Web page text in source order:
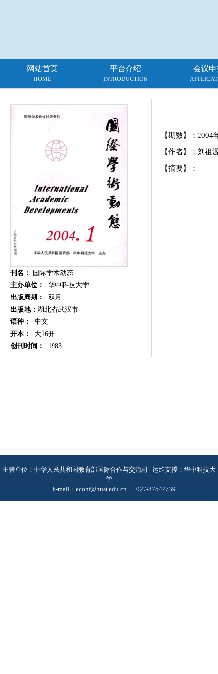
网站首页
HOME
平台介绍
INTRODUCTION
会议申
刊名：
国际学术动态
主办单位：
华中科技大学
出版周期：
双月
出版地： 湖北省武汉市
语种：
中文
开本：
大16开
创刊时间：
1983
【期数】： 2004
【作者】：刘祖
【摘要】：
主管单位：中华人民共和国教育部国际合作与交流司 | 运维支撑：华中科技大
学
E-mail：econf@hust.edu.cn
027-87542739